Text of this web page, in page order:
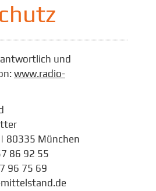
und
www.radio-
80335 München
86 92 55
96 75 69